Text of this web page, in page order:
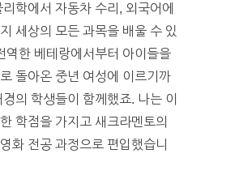
학에서 자동차 수리, 외국어에
세상의 모든 과목을 배울 수 있
역한 베테랑에서부터 아이들을
돌아온 중년 여성에 이르기까
의 학생들이 함께했죠. 나는 이
학점을 가지고 새크라멘토의
화 전공 과정으로 편입했습니